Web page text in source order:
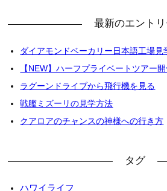
最新のエント
ダイアモンドベーカリー日本語工場見
【NEW】ハーフプライベートツアー開
ラグーンドライブから飛行機を見る
戦艦ミズーリの見学方法
クアロアのチャンスの神様への行き方
タグ
ハワイライフ